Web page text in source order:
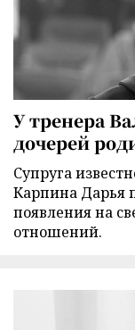
У тренера
дочерей
Супруга
Карпина Дарья
появления на
отношений.